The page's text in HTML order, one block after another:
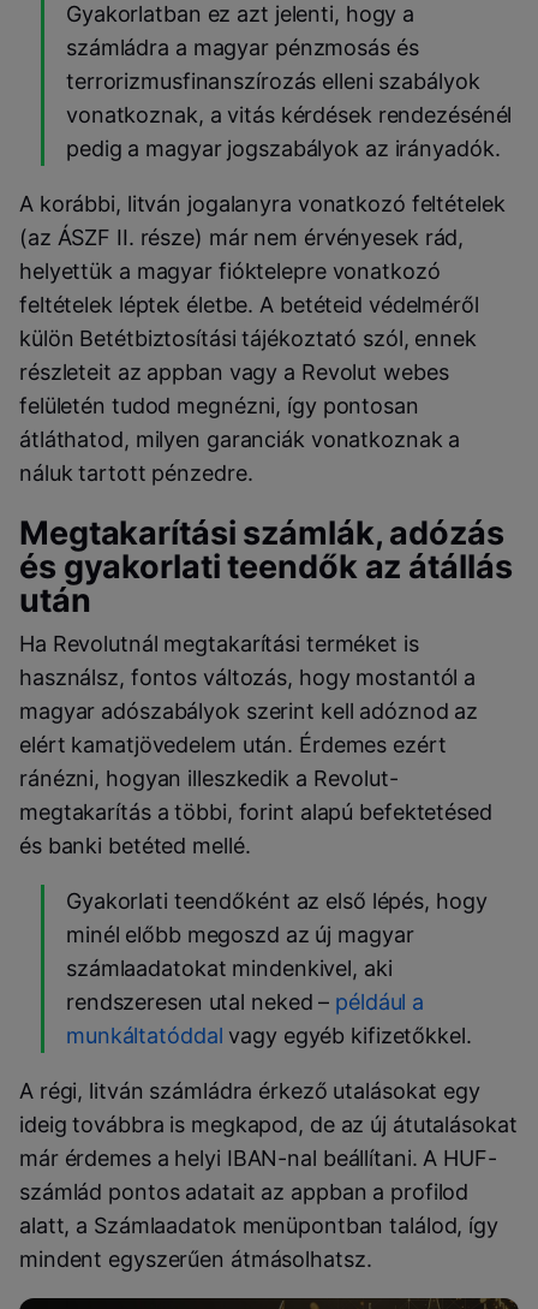
Gyakorlatban ez azt jelenti, hogy a
számládra a magyar pénzmosás és
terrorizmusfinanszírozás elleni szabályok
vonatkoznak, a vitás kérdések rendezésénél
pedig a magyar jogszabályok az irányadók.
A korábbi, litván jogalanyra vonatkozó feltételek
(az ÁSZF II. része) már nem érvényesek rád,
helyettük a magyar fióktelepre vonatkozó
feltételek léptek életbe. A betéteid védelméről
külön Betétbiztosítási tájékoztató szól, ennek
részleteit az appban vagy a Revolut webes
felületén tudod megnézni, így pontosan
átláthatod, milyen garanciák vonatkoznak a
náluk tartott pénzedre.
Megtakarítási számlák, adózás
és gyakorlati teendők az átállás
után
Ha Revolutnál megtakarítási terméket is
használsz, fontos változás, hogy mostantól a
magyar adószabályok szerint kell adóznod az
elért kamatjövedelem után. Érdemes ezért
ránézni, hogyan illeszkedik a Revolut-
megtakarítás a többi, forint alapú befektetésed
és banki betéted mellé.
Gyakorlati teendőként az első lépés, hogy
minél előbb megoszd az új magyar
számlaadatokat mindenkivel, aki
rendszeresen utal neked – például a
munkáltatóddal vagy egyéb kifizetőkkel.
A régi, litván számládra érkező utalásokat egy
ideig továbbra is megkapod, de az új átutalásokat
már érdemes a helyi IBAN-nal beállítani. A HUF-
számlád pontos adatait az appban a profilod
alatt, a Számlaadatok menüpontban találod, így
mindent egyszerűen átmásolhatsz.